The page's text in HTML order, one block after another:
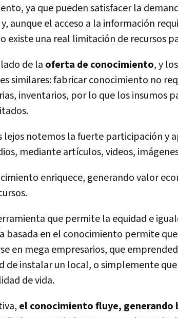
ya que pueden satisfacer la
aunque el acceso a la información
existe una real limitación de recursos
de la oferta de conocimiento, y
similares: fabricar conocimiento no
inventarios, por lo que los insumos
lejos notemos la fuerte participación y
mediante artículos, videos,
enriquece, generando valor
que permite la equidad e
basada en el conocimiento permite
en mega empresarios, que
de instalar un local, o simplemente
de vida.
el conocimiento fluye, generando